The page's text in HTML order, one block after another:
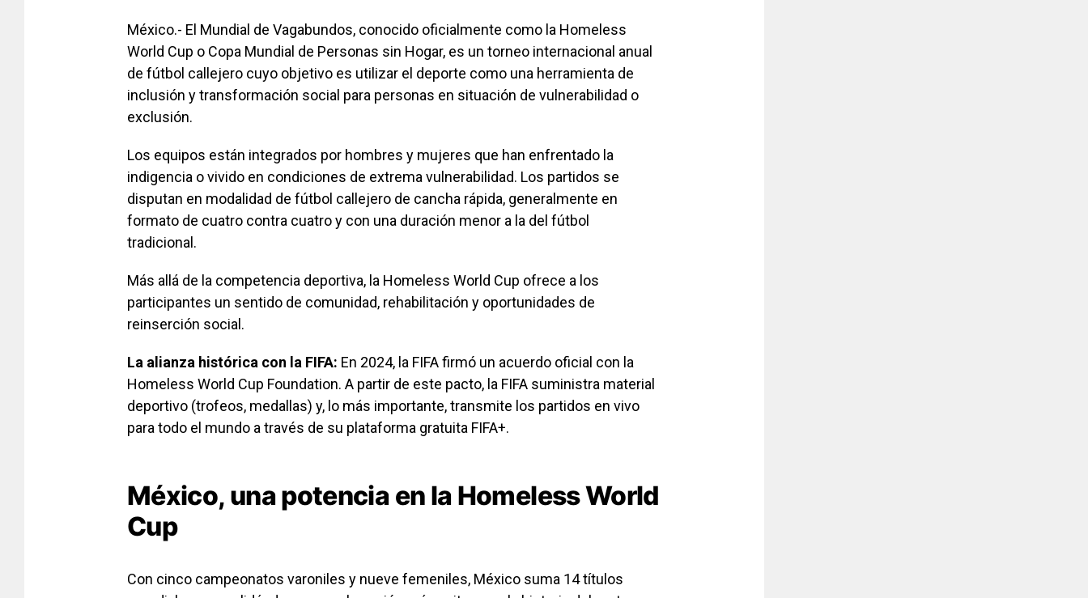
México.- El Mundial de Vagabundos, conocido oficialmente como la Homeless
World Cup o Copa Mundial de Personas sin Hogar, es un torneo internacional anual
de fútbol callejero cuyo objetivo es utilizar el deporte como una herramienta de
inclusión y transformación social para personas en situación de vulnerabilidad o
exclusión.
Los equipos están integrados por hombres y mujeres que han enfrentado la
indigencia o vivido en condiciones de extrema vulnerabilidad. Los partidos se
disputan en modalidad de fútbol callejero de cancha rápida, generalmente en
formato de cuatro contra cuatro y con una duración menor a la del fútbol
tradicional.
Más allá de la competencia deportiva, la Homeless World Cup ofrece a los
participantes un sentido de comunidad, rehabilitación y oportunidades de
reinserción social.
La alianza histórica con la FIFA: En 2024, la FIFA firmó un acuerdo oficial con la
Homeless World Cup Foundation. A partir de este pacto, la FIFA suministra material
deportivo (trofeos, medallas) y, lo más importante, transmite los partidos en vivo
para todo el mundo a través de su plataforma gratuita FIFA+.
México, una potencia en la Homeless World
Cup
Con cinco campeonatos varoniles y nueve femeniles, México suma 14 títulos